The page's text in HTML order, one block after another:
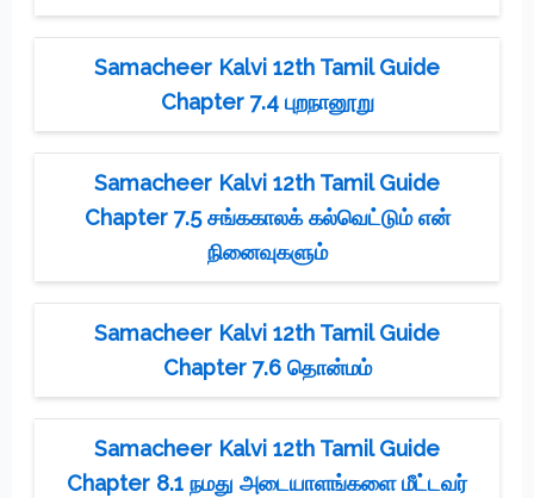
Samacheer Kalvi 12th Tamil Guide
Chapter 7.4 புறநானூறு
Samacheer Kalvi 12th Tamil Guide
Chapter 7.5 சங்ககாலக் கல்வெட்டும் என்
நினைவுகளும்
Samacheer Kalvi 12th Tamil Guide
Chapter 7.6 தொன்மம்
Samacheer Kalvi 12th Tamil Guide
Chapter 8.1 நமது அடையாளங்களை மீட்டவர்